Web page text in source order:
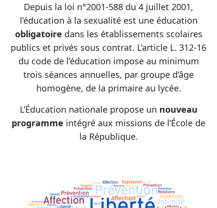
Depuis la loi n°2001-588 du 4 juillet 2001,
l’éducation à la sexualité est une éducation
obligatoire dans les établissements scolaires
publics et privés sous contrat. L’article L. 312-16
du code de l’éducation impose au minimum
trois séances annuelles, par groupe d’âge
homogène, de la primaire au lycée.
L’Éducation nationale propose un nouveau
programme intégré aux missions de l’École de
la République.